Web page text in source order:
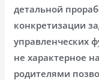
детальной
конкретизации
управленческих
не характерное
родителями